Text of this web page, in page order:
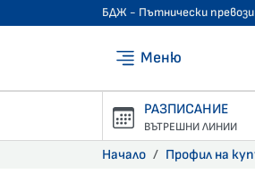
БДЖ - Пътнически превози
Меню
РАЗПИСАНИЕ
ВЪТРЕШНИ ЛИНИИ
Начало Профил на